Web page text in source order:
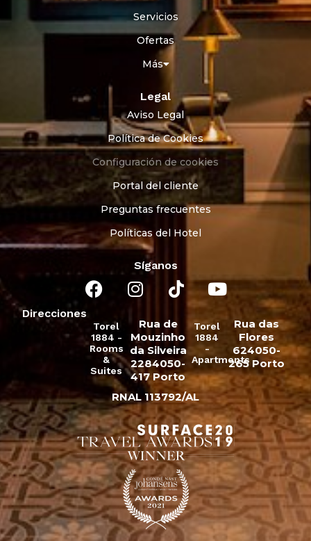
Servicios
Ofertas
Más
Legal
Aviso Legal
Política de Cookies
Configuración de cookies
Portal del cliente
Preguntas frecuentes
Políticas del Hotel
Síganos
Direcciones
Torel
1884 -
Rooms
&
Suites
Rua de
Mouzinho
da Silveira
2284050-
417 Porto
Torel
1884
-
Apartments
Rua das
Flores
624050-
265 Porto
RNAL 113792/AL